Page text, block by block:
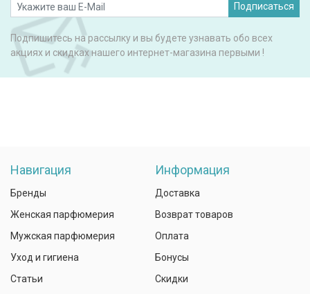
Подписаться
Подпишитесь на рассылку и вы будете узнавать обо всех
акциях и скидках нашего интернет-магазина первыми !
Навигация
Бренды
Женская парфюмерия
Мужская парфюмерия
Уход и гигиена
Статьи
Информация
Доставка
Возврат товаров
Оплата
Бонусы
Скидки